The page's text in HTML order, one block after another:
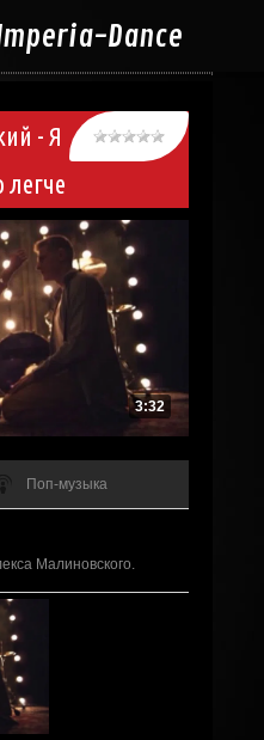
Dance
- Я
3:32
Поп-музыка
Малиновского.